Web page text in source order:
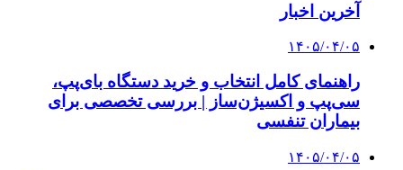
آخرین اخبار
۱۴۰۵/۰۴/۰۵
راهنمای کامل انتخاب و خرید دستگاه بای‌پپ،
سی‌پپ و اکسیژن‌ساز | بررسی تخصصی برای
بیماران تنفسی
۱۴۰۵/۰۴/۰۵